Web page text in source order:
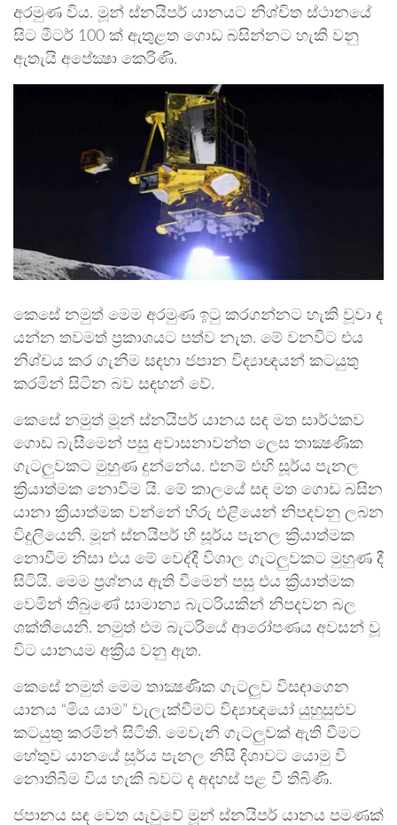
අරමුණ විය. මූන් ස්නයිපර් යානයට නිශ්චිත ස්ථානයේ
සිට මීටර් 100 ක් ඇතුළත ගොඩ බසින්නට හැකි වනු
ඇතැයි අපේක්‍ෂා කෙරිණි.
කෙසේ නමුත් මෙම අරමුණ ඉටු කරගන්නට හැකි වූවා ද
යන්න තවමත් ප්‍රකාශයට පත්ව නැත. මේ වනවිට එය
නිශ්චය කර ගැනීම සඳහා ජපාන විද්‍යාඥයන් කටයුතු
කරමින් සිටින බව සඳහන් වේ.
කෙසේ නමුත් මූන් ස්නයිපර් යානය සඳ මත සාර්ථකව
ගොඩ බැසීමෙන් පසු අවාසනාවන්ත ලෙස තාක්‍ෂණික
ගැටලුවකට මුහුණ දුන්නේය. එනම් එහි සූර්ය පැනල
ක්‍රියාත්මක නොවීම යි. මේ කාලයේ සඳ මත ගොඩ බසින
යානා ක්‍රියාත්මක වන්නේ හිරු එළියෙන් නිපදවනු ලබන
විදුලියෙනි. මූන් ස්නයිපර් හි සූර්ය පැනල ක්‍රියාත්මක
නොවීම නිසා එය මේ වෙද්දී විශාල ගැටලුවකට මුහුණ දී
සිටියි. මෙම ප්‍රශ්නය ඇති වීමෙන් පසු එය ක්‍රියාත්මක
වෙමින් තිබුණේ සාමාන්‍ය බැටරියකින් නිපදවන බල
ශක්තියෙනි. නමුත් එම බැටරියේ ආරෝපණය අවසන් වූ
විට යානයම අක්‍රිය වනු ඇත.
කෙසේ නමුත් මෙම තාක්‍ෂණික ගැටලුව විසඳාගෙන
යානය “මිය යාම” වැලැක්වීමට විද්‍යාඥයෝ යුහුසුළුව
කටයුතු කරමින් සිටිති. මෙවැනි ගැටලුවක් ඇති වීමට
හේතුව යානයේ සූර්ය පැනල නිසි දිශාවට යොමු වී
නොතිබීම විය හැකි බවට ද අදහස් පළ වී තිබිණි.
ජපානය සඳ වෙත යැවුවේ මූන් ස්නයිපර් යානය පමණක්